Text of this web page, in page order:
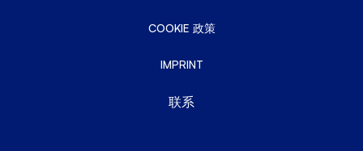
COOKIE 政策
IMPRINT
联系